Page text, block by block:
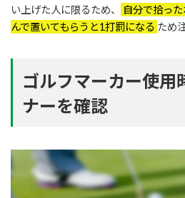
い上げた人に限るため、
自分で拾っ
んで置いてもらうと1打罰になる ため
ゴルフマーカー使用
ナーを確認